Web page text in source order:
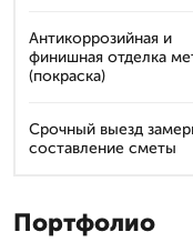
Антикоррозийная и
финишная отделка
(покраска)
Срочный выезд
составление сметы
Портфолио